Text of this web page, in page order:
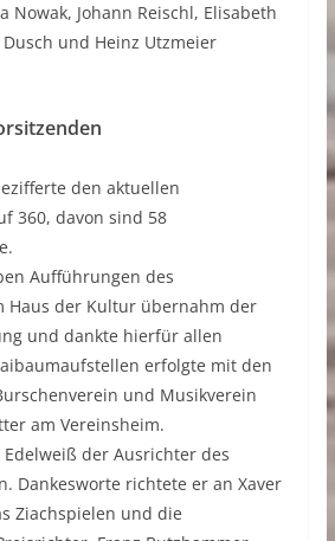
Nowak, Johann Reischl, Elisabeth
und Heinz Utzmeier
den aktuellen
360, davon sind 58
Aufführungen des
Haus der Kultur übernahm der
und dankte hierfür allen
erfolgte mit den
und Musikverein
am Vereinsheim.
der Ausrichter des
Dankesworte richtete er an Xaver
Ziachspielen und die